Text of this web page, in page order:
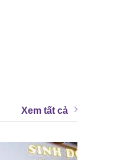
Xem tất cả